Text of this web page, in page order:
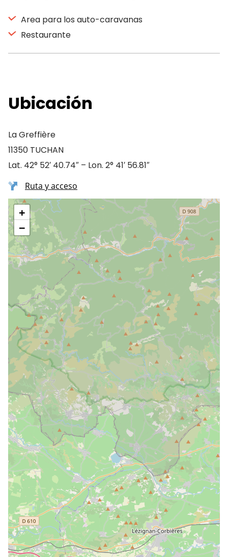
Area para los auto-caravanas
Restaurante
Ubicación
La Greffière
11350 TUCHAN
Lat. 42° 52′ 40.74″ – Lon. 2° 41′ 56.81″
Ruta y acceso
+
−